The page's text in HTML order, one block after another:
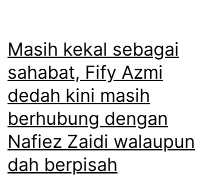
k
h
i
a
n
a
t
a
h
p
u
n
a
p
e
Masih kekal sebagai
sahabat, Fify Azmi
dedah kini masih
berhubung dengan
Nafiez Zaidi walaupun
dah berpisah